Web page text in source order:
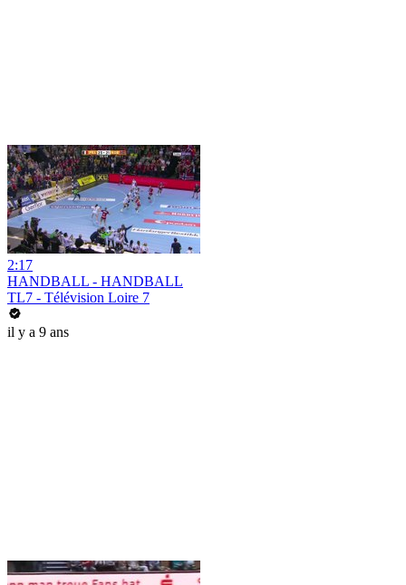
2:17
HANDBALL - HANDBALL
TL7 - Télévision Loire 7
il y a 9 ans